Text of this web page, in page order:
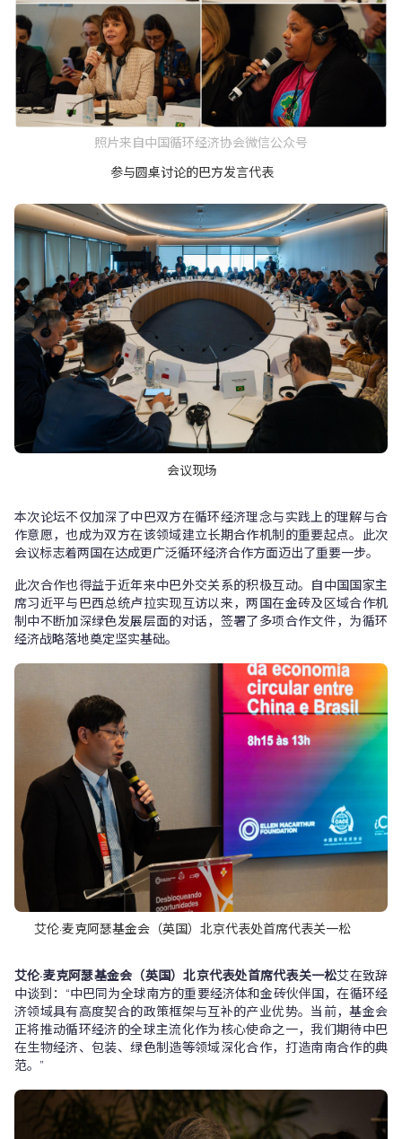
照片来自中国循环经济协会微信公众号
参与圆桌讨论的巴方发言代表
会议现场
本次论坛不仅加深了中巴双方在循环经济理念与实践上的理解与合
作意愿，也成为双方在该领域建立长期合作机制的重要起点。此次
会议标志着两国在达成更广泛循环经济合作方面迈出了重要一步。
此次合作也得益于近年来中巴外交关系的积极互动。自中国国家主
席习近平与巴西总统卢拉实现互访以来，两国在金砖及区域合作机
制中不断加深绿色发展层面的对话，签署了多项合作文件，为循环
经济战略落地奠定坚实基础。
艾伦·麦克阿瑟基金会（英国）北京代表处首席代表关一松
艾伦·麦克阿瑟基金会（英国）北京代表处首席代表关一松艾在致辞
中谈到：“中巴同为全球南方的重要经济体和金砖伙伴国，在循环经
济领域具有高度契合的政策框架与互补的产业优势。当前，基金会
正将推动循环经济的全球主流化作为核心使命之一，我们期待中巴
在生物经济、包装、绿色制造等领域深化合作，打造南南合作的典
范。”